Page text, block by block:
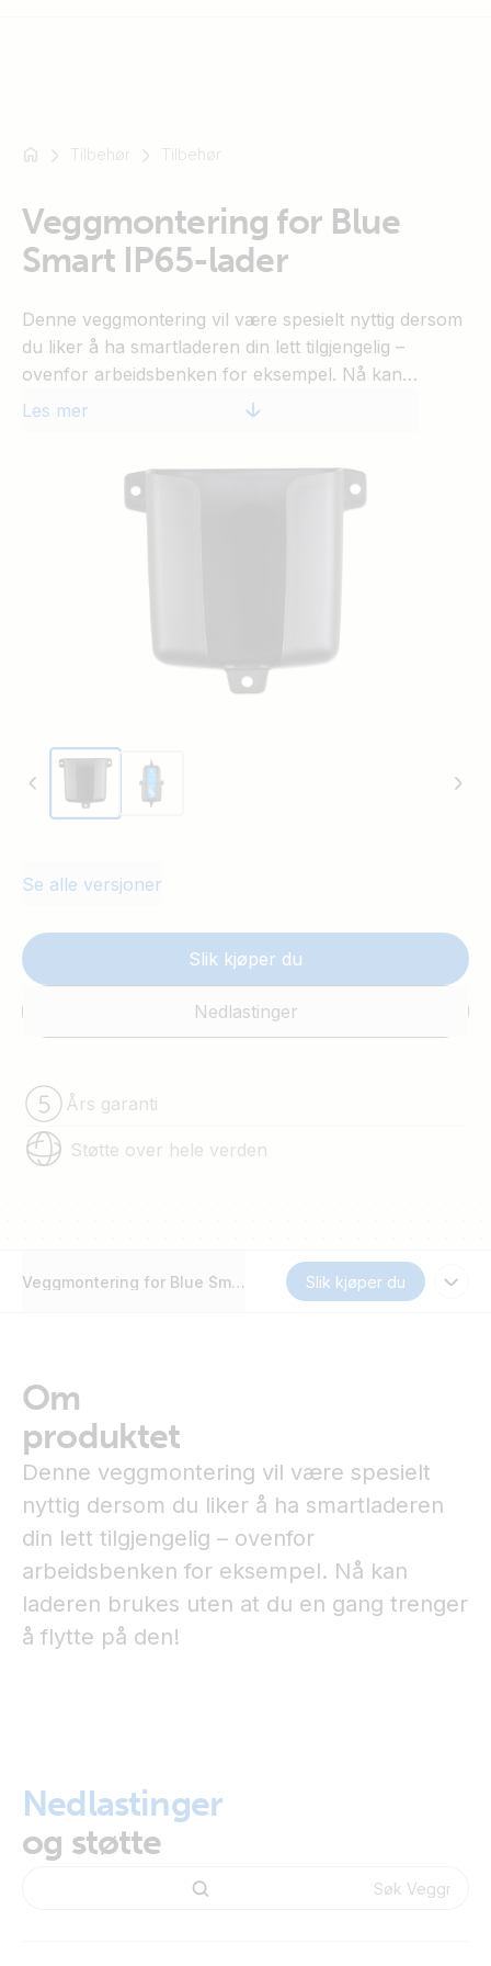
SmartSolar
Multiplus-
SmartShunt
Tilbehør Tilbehør
Veggmontering for Blue
Smart IP65-lader
Denne veggmontering vil være spesielt nyttig dersom
du liker å ha smartladeren din lett tilgjengelig –
ovenfor arbeidsbenken for eksempel. Nå kan
laderen brukes uten at du en gang trenger å flytte på
Les mer
Se alle versjoner
Slik kjøper du
Nedlastinger
Års garanti
Støtte over hele verden
Veggmontering for Blue Smart IP65-laderSlik kjøper du
Om
produktet
Denne veggmontering vil være spesielt
nyttig dersom du liker å ha smartladeren
din lett tilgjengelig – ovenfor
arbeidsbenken for eksempel. Nå kan
laderen brukes uten at du en gang trenger
å flytte på den!
Nedlastinger
og støtte